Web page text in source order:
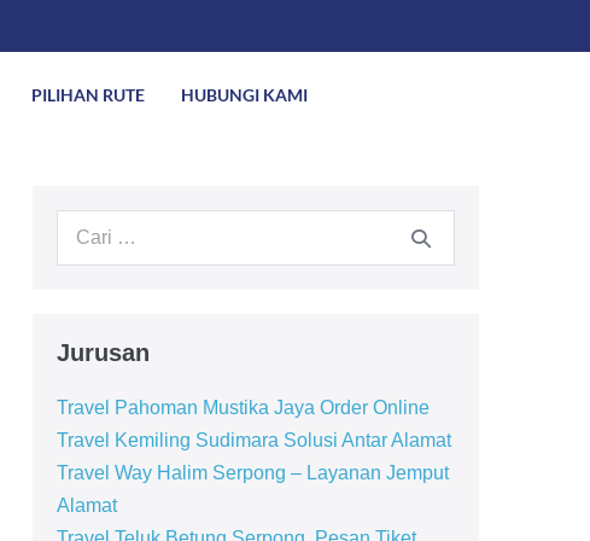
PILIHAN RUTE HUBUNGI KAMI
Jurusan
Travel Pahoman Mustika Jaya Order Online
Travel Kemiling Sudimara Solusi Antar Alamat
Travel Way Halim Serpong – Layanan Jemput
Alamat